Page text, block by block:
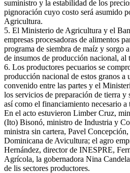
suministro y la estabilidad de los
pignoración cuyo costo será asumido
Agricultura.
5. El Ministerio de Agricultura y el
empresas procesadoras de alimentos
programa de siembra de maíz y sorgo
de insumos de producción nacional, al
6. Los productores pecuarios se
producción nacional de estos granos a
convenido entre las partes y el
los servicios de preparación de tierra y
así como el financiamiento necesario
En el acto estuvieron Limber Cruz,
(Ito) Bisonó, ministro de Industria y
ministra sin cartera, Pavel
Dominicana de Avicultura; el agro
Hernández, director de INESPRE,
Agrícola, la gobernadora Nina
de lis sectores productores.